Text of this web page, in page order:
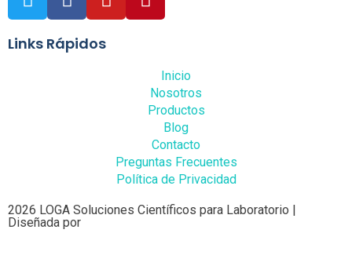
Links Rápidos
Inicio
Nosotros
Productos
Blog
Contacto
Preguntas Frecuentes
Política de Privacidad
2026 LOGA Soluciones Científicos para Laboratorio |
Diseñada por